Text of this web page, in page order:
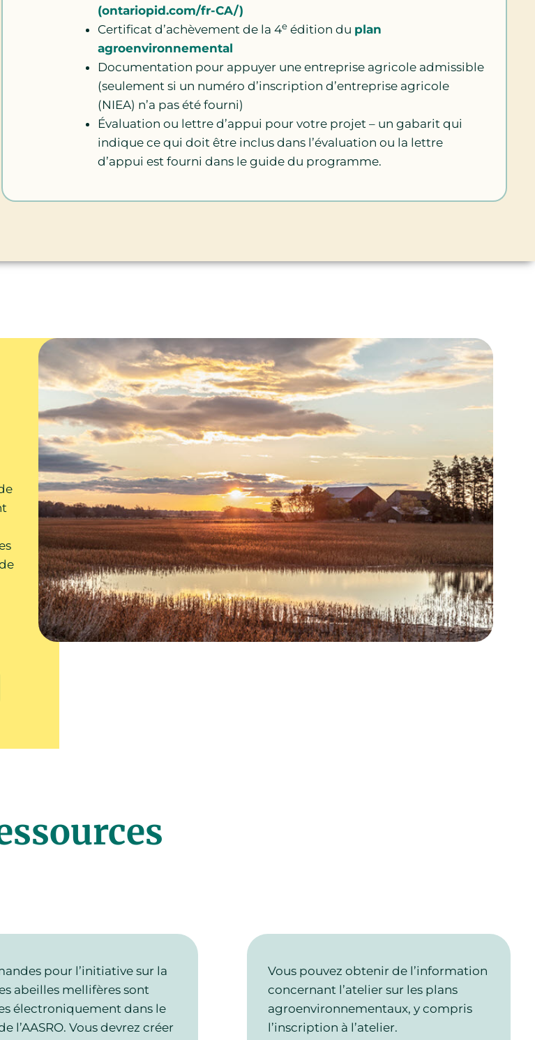
(ontariopid.com/fr-CA/)
Certificat d’achèvement de la 4e édition du plan
agroenvironnemental
Documentation pour appuyer une entreprise agricole admissible
(seulement si un numéro d’inscription d’entreprise agricole
(NIEA) n’a pas été fourni)
Évaluation ou lettre d’appui pour votre projet – un gabarit qui
indique ce qui doit être inclus dans l’évaluation ou la lettre
d’appui est fourni dans le guide du programme.
pour l’initiative sur la
abeilles mellifères sont
électroniquement dans le
l’AASRO. Vous devrez créer
Vous pouvez obtenir de l’information
concernant l’atelier sur les plans
agroenvironnementaux, y compris
l’inscription à l’atelier.